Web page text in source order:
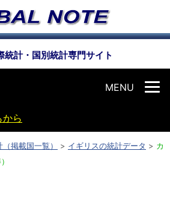
統計・国別統計専門サイト
MENU
ら
掲載国一覧） > イギリスの統計データ > カ